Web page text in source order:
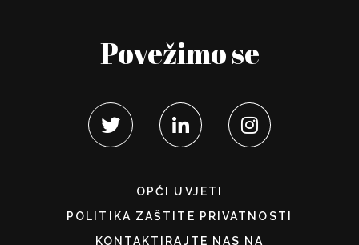
Povežimo se
OPĆI UVJETI
POLITIKA ZAŠTITE PRIVATNOSTI
KONTAKTIRAJTE NAS NA